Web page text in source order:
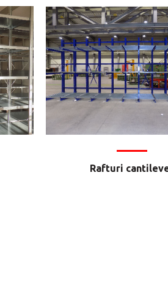
Rafturi